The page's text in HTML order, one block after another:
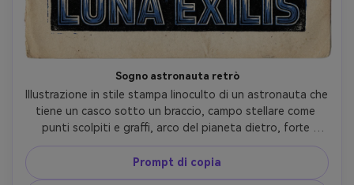
Sogno astronauta retrò
Illustrazione in stile stampa linoculto di un astronauta che
tiene un casco sotto un braccio, campo stellare come
punti scolpiti e graffi, arco del pianeta dietro, forte
silhouette con riflessi di taglio nitidi sul vestito,
inchiostro nero palette limitata con un singolo accento di
cobalto, grana di carta strutturata, umore surreale poster
Prompt di copia